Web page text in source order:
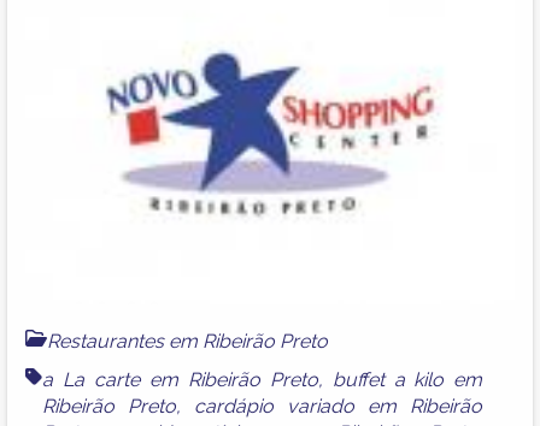
Restaurantes em Ribeirão Preto
a La carte em Ribeirão Preto, buffet a kilo em
Ribeirão Preto, cardápio variado em Ribeirão